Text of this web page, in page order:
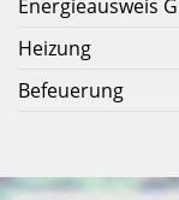
Energieausweis
Heizung
Befeuerung